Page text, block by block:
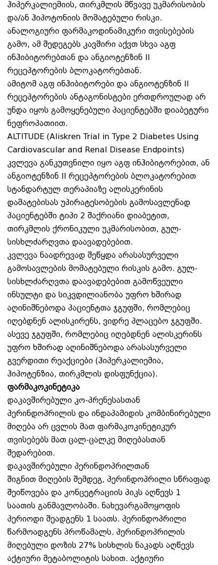
ჰიპერკალიემიის, თირკმლის მწვავე უკმარისობის
და/ან ჰიპოტონიის მომატებული რისკი.
ანალოგიური ფარმაკოდინამიკური თვისებების
გამო, ამ შედეგებს კავშირი აქვთ სხვა აგფ
ინჰიბიტორებთან და ანგიოტენზინ II
რეცეპტორების ბლოკატორებთან.
ამიტომ აგფ ინჰიბიტორები და ანგიოტენზინ II
რეცეპტორების ანტაგონისტები ერთდროულად არ
უნდა იყოს გამოყენებული პაციენტებში დიაბეტური
ნეფროპათიით.
ALTITUDE (Aliskren Trial in Type 2 Diabetes Using
Cardiovascular and Renal Disease Endpoints)
კვლევა განკუთვნილი იყო აგფ ინჰიბიტორებით, ან
ანგიოტენზინ II რეცეპტორების ბლოკატორებით
სტანდარტულ თერაპიაზე ალისკერინის
დამატებისას უპირატესობების გამოსავლენად
პაციენტებში ტიპი 2 შაქრიანი დიაბეტით,
თირკმლის ქრონიკული უკმარისობით, გულ-
სისხლძარღვთა დაავადებებით.
კვლევა ნაადრევად შეწყდა არასასურველი
გამოსავლების მომატებული რისკის გამო. გულ-
სისხლძარღვთა დაავადებებით გამოწვეული
ინსულტი და სიკვდილიანობა უფრო ხშირად
აღინიშნებოდა პაციენტთა ჯგუფში, რომლებიც
იღებდნენ ალისკირენს, ვიდრე პლაცებო ჯგუფში.
ასევე ჯგუფში, რომლებიც იღებდნენ ალისკერინს
უფრო ხშირად აღინიშნებოდა არასასურველი
გვერდითი რეაქციები (ჰიპერკალიემია,
ჰიპოტენზია, თირკმლის დისფუნქცია).
ფარმაკოკინეტიკა
დაკავშირებული კო-პრენესასთან
პერინდოპრილის და ინდაპამიდის კომბინირებული
მიღება არ ცვლის მათ ფარმაკოკინეტიკურ
თვისებებს მათ ცალ-ცალკე მიღებასთან
შედარებით.
დაკავშირებული პერინდოპრილთან
შიგნით მიღების შემდეგ, პერინდოპრილი სწრაფად
შეიწოვება და კონცეტრაციის პიკს აღწევს 1
საათის განმავლობაში. ნახევარგამოყოფის
პერიოდი შეადგენს 1 საათს. პერინდოპრილი
წარმოადგენს პროწამალს. პერინდოპრილის
მიღებული დოზის 27% სისხლის ნაკადს აღწევს
აქტიური მეტაბოლიტის სახით. აქტიური